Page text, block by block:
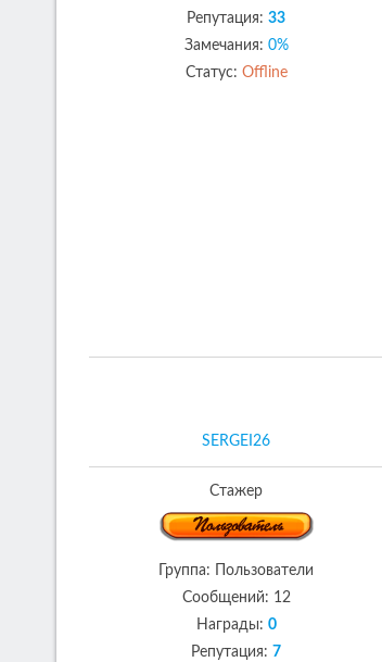
Репутация: 33
Замечания: 0%
Статус: Offline
SERGEI26
Стажер
Группа: Пользователи
Сообщений: 12
Награды: 0
Репутация: 7